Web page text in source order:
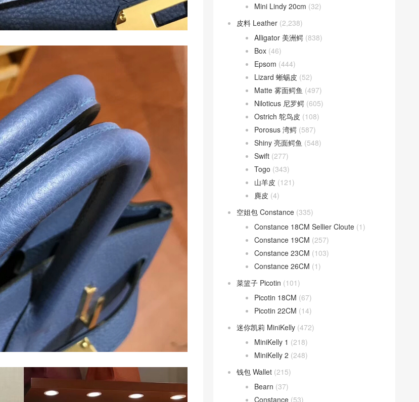
Mini Lindy 20cm (32)
皮料 Leather (2,238)
Alligator 美洲鳄 (838)
Box (46)
Epsom (444)
Lizard 蜥蜴皮 (52)
Matte 雾面鳄鱼 (497)
Niloticus 尼罗鳄 (605)
Ostrich 鸵鸟皮 (108)
Porosus 湾鳄 (587)
Shiny 亮面鳄鱼 (548)
Swift (277)
Togo (343)
山羊皮 (121)
麂皮 (4)
空姐包 Constance (335)
Constance 18CM Sellier Cloute (1)
Constance 19CM (257)
Constance 23CM (103)
Constance 26CM (1)
菜篮子 Picotin (101)
Picotin 18CM (67)
Picotin 22CM (14)
迷你凯莉 MiniKelly (472)
MiniKelly 1 (218)
MiniKelly 2 (248)
钱包 Wallet (215)
Bearn (37)
Constance (53)